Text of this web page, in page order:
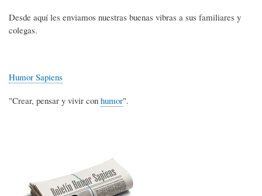
Desde aquí les enviamos nuestras buenas vibras a sus familiares y
colegas.
Humor Sapiens
"Crear, pensar y vivir con humor".